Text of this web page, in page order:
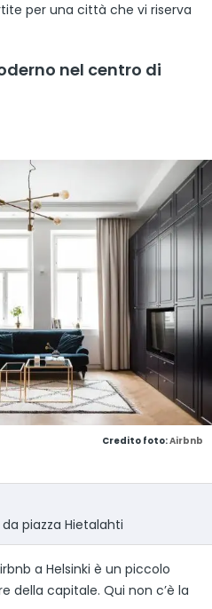
per una città che vi riserva
nel centro di
Credito foto:Airbnb
piazza Hietalahti
a Helsinki è un piccolo
della capitale. Qui non c’è la